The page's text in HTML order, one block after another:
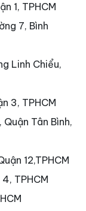
1, TPHCM
7, Bình
Linh Chiểu,
3, TPHCM
Tân Bình,
12,TPHCM
TPHCM